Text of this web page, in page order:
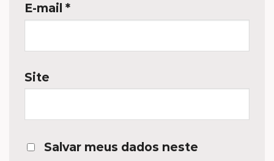
E-mail *
Site
Salvar meus dados neste